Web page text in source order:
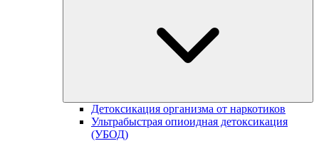
Детоксикация организма от наркотиков
Ультрабыстрая опиоидная детоксикация
(УБОД)